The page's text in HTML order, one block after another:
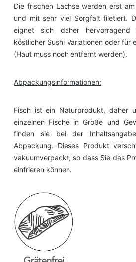
Die frischen Lachse werden erst
und mit sehr viel Sorgfalt filetiert.
eignet sich daher
köstlicher Sushi Variationen oder für
(Haut muss noch entfernt werden).
Abpackungsinformationen:
Fisch ist ein Naturprodukt, daher
einzelnen Fische in Größe und
finden sie bei der
Abpackung. Dieses Produkt
vakuumverpackt, so dass Sie das
einfrieren können.